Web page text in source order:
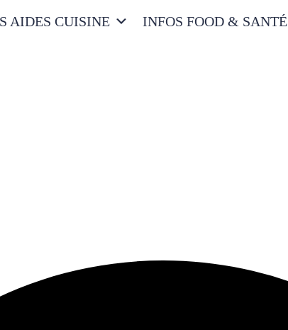
AIDES CUISINE INFOS FOOD & SANTÉ